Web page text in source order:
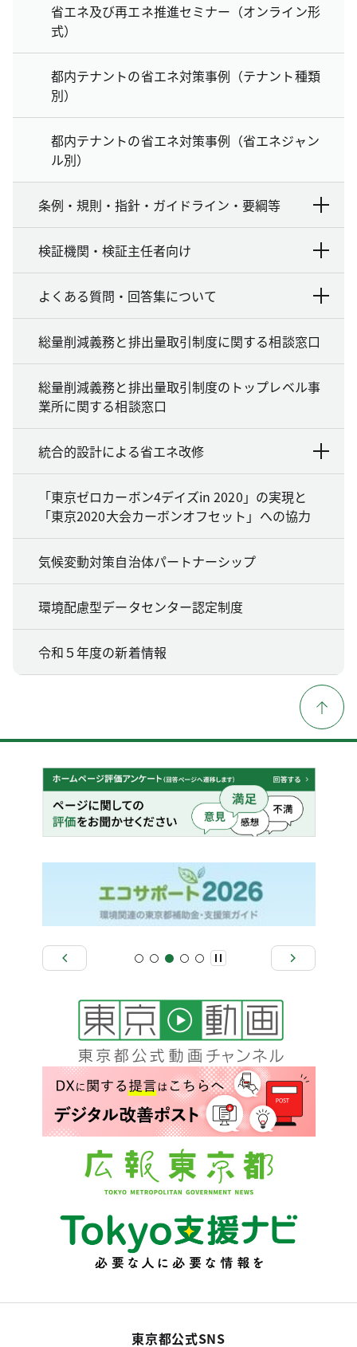
省エネ及び再エネ推進セミナー（オンライン形
式）
都内テナントの省エネ対策事例（テナント種類
別）
都内テナントの省エネ対策事例（省エネジャン
ル別）
条例・規則・指針・ガイドライン・要綱等
検証機関・検証主任者向け
よくある質問・回答集について
総量削減義務と排出量取引制度に関する相談窓口
総量削減義務と排出量取引制度のトップレベル事
業所に関する相談窓口
統合的設計による省エネ改修
「東京ゼロカーボン4デイズin 2020」の実現と
「東京2020大会カーボンオフセット」への協力
気候変動対策自治体パートナーシップ
環境配慮型データセンター認定制度
令和５年度の新着情報
東京都公式SNS